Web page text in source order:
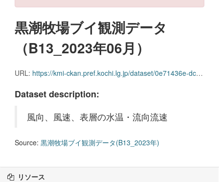
黒潮牧場ブイ観測データ
（B13_2023年06月）
URL: https://kmi-ckan.pref.kochi.lg.jp/dataset/0e71436e-dcc7-4e62-81b1-3bc153dc0c2a/resource/da9d429d-4148-49c5-9982-f057ad3fa142/download/kuroshiobokujoubuikansokudatab13_2023nen06.csv
Dataset description:
風向、風速、表層の水温・流向流速
Source: 黒潮牧場ブイ観測データ(B13_2023年)
リソース